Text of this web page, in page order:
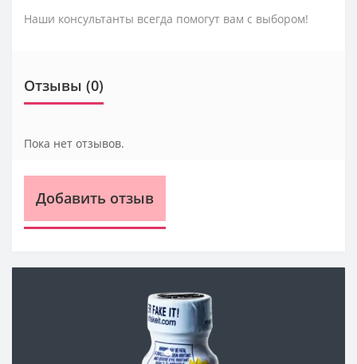
Наши консультанты всегда помогут вам с выбором!
Отзывы (0)
Пока нет отзывов.
Добавить отзыв